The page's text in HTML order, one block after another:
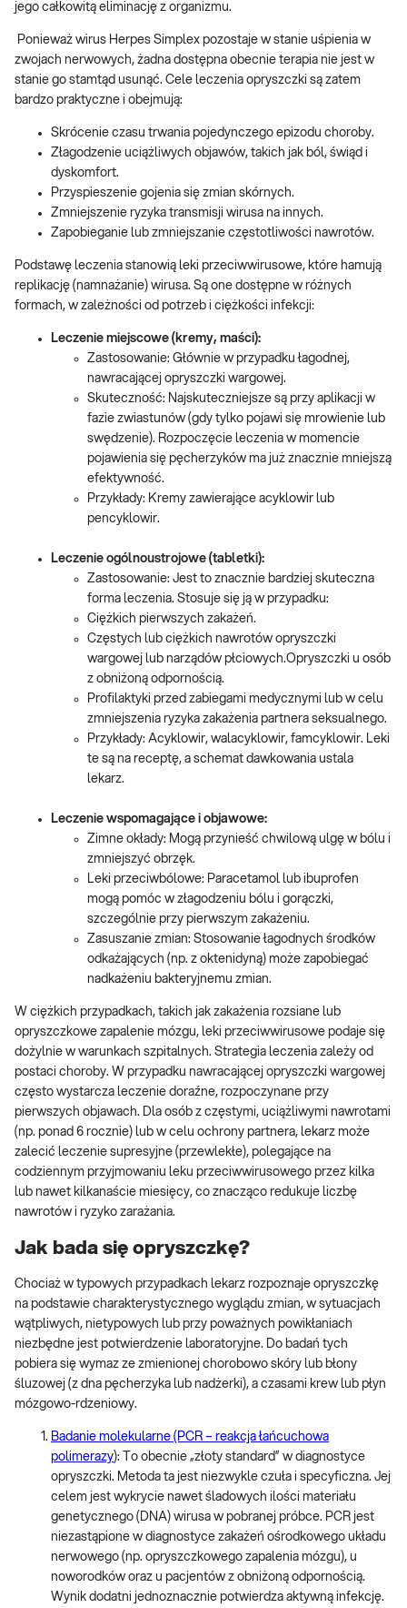
jego całkowitą eliminację z organizmu.
Ponieważ wirus Herpes Simplex pozostaje w stanie uśpienia w
zwojach nerwowych, żadna dostępna obecnie terapia nie jest w
stanie go stamtąd usunąć. Cele leczenia opryszczki są zatem
bardzo praktyczne i obejmują:
Skrócenie czasu trwania pojedynczego epizodu choroby.
Złagodzenie uciążliwych objawów, takich jak ból, świąd i
dyskomfort.
Przyspieszenie gojenia się zmian skórnych.
Zmniejszenie ryzyka transmisji wirusa na innych.
Zapobieganie lub zmniejszanie częstotliwości nawrotów.
Podstawę leczenia stanowią leki przeciwwirusowe, które hamują
replikację (namnażanie) wirusa. Są one dostępne w różnych
formach, w zależności od potrzeb i ciężkości infekcji:
Leczenie miejscowe (kremy, maści):
Zastosowanie: Głównie w przypadku łagodnej,
nawracającej opryszczki wargowej.
Skuteczność: Najskuteczniejsze są przy aplikacji w
fazie zwiastunów (gdy tylko pojawi się mrowienie lub
swędzenie). Rozpoczęcie leczenia w momencie
pojawienia się pęcherzyków ma już znacznie mniejszą
efektywność.
Przykłady: Kremy zawierające acyklowir lub
pencyklowir.
Leczenie ogólnoustrojowe (tabletki):
Zastosowanie: Jest to znacznie bardziej skuteczna
forma leczenia. Stosuje się ją w przypadku:
Ciężkich pierwszych zakażeń.
Częstych lub ciężkich nawrotów opryszczki
wargowej lub narządów płciowych.Opryszczki u osób
z obniżoną odpornością.
Profilaktyki przed zabiegami medycznymi lub w celu
zmniejszenia ryzyka zakażenia partnera seksualnego.
Przykłady: Acyklowir, walacyklowir, famcyklowir. Leki
te są na receptę, a schemat dawkowania ustala
lekarz.
Leczenie wspomagające i objawowe:
Zimne okłady: Mogą przynieść chwilową ulgę w bólu i
zmniejszyć obrzęk.
Leki przeciwbólowe: Paracetamol lub ibuprofen
mogą pomóc w złagodzeniu bólu i gorączki,
szczególnie przy pierwszym zakażeniu.
Zasuszanie zmian: Stosowanie łagodnych środków
odkażających (np. z oktenidyną) może zapobiegać
nadkażeniu bakteryjnemu zmian.
W ciężkich przypadkach, takich jak zakażenia rozsiane lub
opryszczkowe zapalenie mózgu, leki przeciwwirusowe podaje się
dożylnie w warunkach szpitalnych. Strategia leczenia zależy od
postaci choroby. W przypadku nawracającej opryszczki wargowej
często wystarcza leczenie doraźne, rozpoczynane przy
pierwszych objawach. Dla osób z częstymi, uciążliwymi nawrotami
(np. ponad 6 rocznie) lub w celu ochrony partnera, lekarz może
zalecić leczenie supresyjne (przewlekłe), polegające na
codziennym przyjmowaniu leku przeciwwirusowego przez kilka
lub nawet kilkanaście miesięcy, co znacząco redukuje liczbę
nawrotów i ryzyko zarażania.
Jak bada się opryszczkę?
Chociaż w typowych przypadkach lekarz rozpoznaje opryszczkę
na podstawie charakterystycznego wyglądu zmian, w sytuacjach
wątpliwych, nietypowych lub przy poważnych powikłaniach
niezbędne jest potwierdzenie laboratoryjne. Do badań tych
pobiera się wymaz ze zmienionej chorobowo skóry lub błony
śluzowej (z dna pęcherzyka lub nadżerki), a czasami krew lub płyn
mózgowo-rdzeniowy.
Badanie molekularne (PCR – reakcja łańcuchowa
polimerazy): To obecnie „złoty standard” w diagnostyce
opryszczki. Metoda ta jest niezwykle czuła i specyficzna. Jej
celem jest wykrycie nawet śladowych ilości materiału
genetycznego (DNA) wirusa w pobranej próbce. PCR jest
niezastąpione w diagnostyce zakażeń ośrodkowego układu
nerwowego (np. opryszczkowego zapalenia mózgu), u
noworodków oraz u pacjentów z obniżoną odpornością.
Wynik dodatni jednoznacznie potwierdza aktywną infekcję.